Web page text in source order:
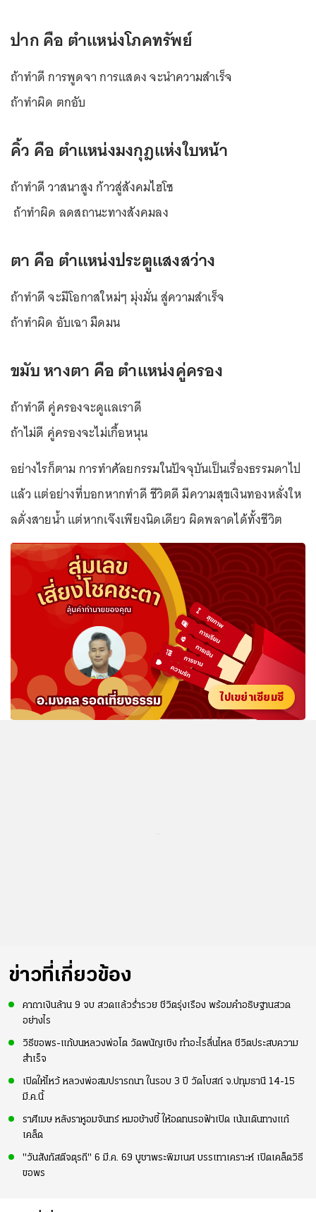
ปาก คือ ตำแหน่งโภคทรัพย์
ถ้าทำดี การพูดจา การแสดง จะนำความสำเร็จ
ถ้าทำผิด ตกอับ
คิ้ว คือ ตำแหน่งมงกุฎแห่งใบหน้า
ถ้าทำดี วาสนาสูง ก้าวสู่สังคมไฮโซ
ถ้าทำผิด ลดสถานะทางสังคมลง
ตา คือ ตำแหน่งประตูแสงสว่าง
ถ้าทำดี จะมีโอกาสใหม่ๆ มุ่งมั่น สู่ความสำเร็จ
ถ้าทำผิด อับเฉา มืดมน
ขมับ หางตา คือ ตำแหน่งคู่ครอง
ถ้าทำดี คู่ครองจะดูแลเราดี
ถ้าไม่ดี คู่ครองจะไม่เกื้อหนุน
อย่างไรก็ตาม การทำศัลยกรรมในปัจจุบันเป็นเรื่องธรรมดาไป
แล้ว แต่อย่างที่บอกหากทำดี ชีวิตดี มีความสุขเงินทองหลั่งให
ลดั่งสายน้ำ แต่หากเจ๊งเพียงนิดเดียว ผิดพลาดได้ทั้งชีวิต
ไปเขย่าเซียมซี
ข่าวที่เกี่ยวข้อง
คาถาเงินล้าน 9 จบ สวดแล้วร่ำรวย ชีวิตรุ่งเรือง พร้อมคำอธิษฐานสวด
อย่างไร
วิธีขอพร-แก้บนหลวงพ่อโต วัดพนัญเชิง ทำอะไรลื่นไหล ชีวิตประสบความ
สำเร็จ
เปิดให้ไหว้ หลวงพ่อสมปรารถนา ในรอบ 3 ปี วัดโบสถ์ จ.ปทุมธานี 14-15
มี.ค.นี้
ราศีเมษ หลังราหูอมจันทร์ หมอช้างชี้ ให้อดทนรอฟ้าเปิด เน้นเดินทางแก้
เคล็ด
"วันสังกัสตีจตุรถี" 6 มี.ค. 69 บูชาพระพิฆเนศ บรรเทาเคราะห์ เปิดเคล็ดวิธี
ขอพร